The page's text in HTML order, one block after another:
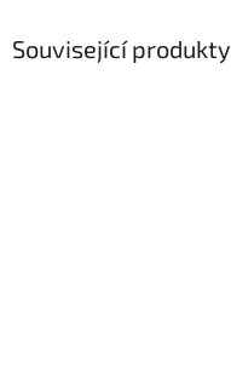
Související produkty